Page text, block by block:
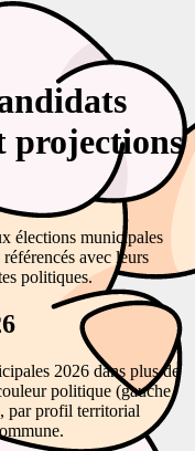
projections
élections municipales
avec leurs
politiques.
2026 dans plus de
politique (gauche,
par profil territorial